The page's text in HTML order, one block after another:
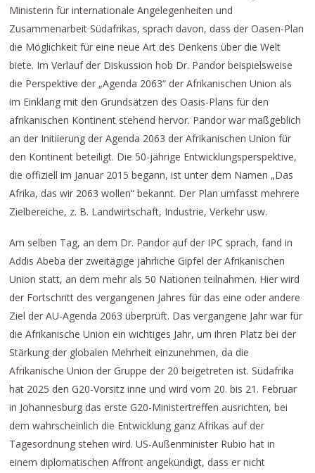
Ministerin für internationale Angelegenheiten und
Zusammenarbeit Südafrikas, sprach davon, dass der Oasen-Plan
die Möglichkeit für eine neue Art des Denkens über die Welt
biete. Im Verlauf der Diskussion hob Dr. Pandor beispielsweise
die Perspektive der „Agenda 2063“ der Afrikanischen Union als
im Einklang mit den Grundsätzen des Oasis-Plans für den
afrikanischen Kontinent stehend hervor. Pandor war maßgeblich
an der Initiierung der Agenda 2063 der Afrikanischen Union für
den Kontinent beteiligt. Die 50-jährige Entwicklungsperspektive,
die offiziell im Januar 2015 begann, ist unter dem Namen „Das
Afrika, das wir 2063 wollen“ bekannt. Der Plan umfasst mehrere
Zielbereiche, z. B. Landwirtschaft, Industrie, Verkehr usw.
Am selben Tag, an dem Dr. Pandor auf der IPC sprach, fand in
Addis Abeba der zweitägige jährliche Gipfel der Afrikanischen
Union statt, an dem mehr als 50 Nationen teilnahmen. Hier wird
der Fortschritt des vergangenen Jahres für das eine oder andere
Ziel der AU-Agenda 2063 überprüft. Das vergangene Jahr war für
die Afrikanische Union ein wichtiges Jahr, um ihren Platz bei der
Stärkung der globalen Mehrheit einzunehmen, da die
Afrikanische Union der Gruppe der 20 beigetreten ist. Südafrika
hat 2025 den G20-Vorsitz inne und wird vom 20. bis 21. Februar
in Johannesburg das erste G20-Ministertreffen ausrichten, bei
dem wahrscheinlich die Entwicklung ganz Afrikas auf der
Tagesordnung stehen wird. US-Außenminister Rubio hat in
einem diplomatischen Affront angekündigt, dass er nicht